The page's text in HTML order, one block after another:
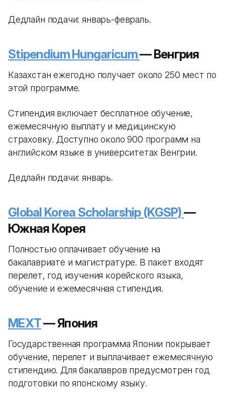
Дедлайн подачи: январь-февраль.
Stipendium Hungaricum— Венгрия
Казахстан ежегодно получает около 250 мест по
этой программе.
Стипендия включает бесплатное обучение,
ежемесячную выплату и медицинскую
страховку. Доступно около 900 программ на
английском языке в университетах Венгрии.
Дедлайн подачи: январь.
Global Korea Scholarship (KGSP)—
Южная Корея
Полностью оплачивает обучение на
бакалавриате и магистратуре. В пакет входят
перелет, год изучения корейского языка,
обучение и ежемесячная стипендия.
MEXT— Япония
Государственная программа Японии покрывает
обучение, перелет и выплачивает ежемесячную
стипендию. Для бакалавров предусмотрен год
подготовки по японскому языку.